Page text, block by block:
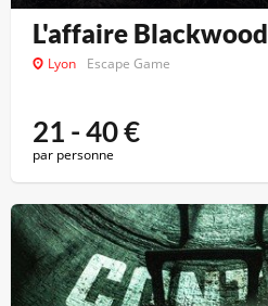
L'affaire Blackwood
Lyon Escape Game
21 - 40€
par personne